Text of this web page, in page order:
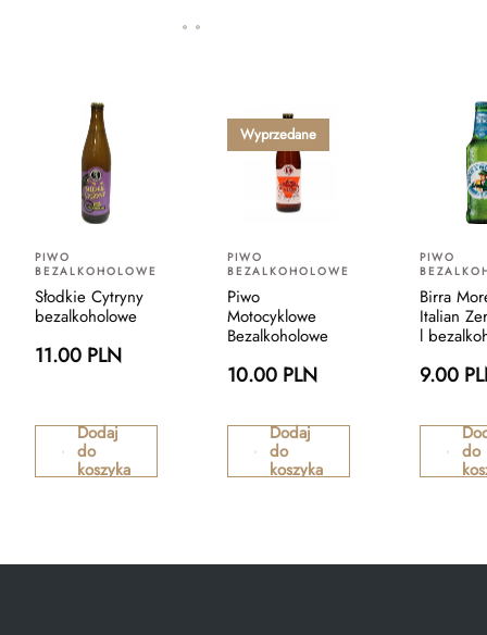
PIWO
BEZALKOHOLOWE
Słodkie Cytryny
bezalkoholowe
11.00 PLN
Dodaj
do
koszyka
Wyprzedane
PIWO
BEZALKOHOLOWE
Piwo
Motocyklowe
Bezalkoholowe
10.00 PLN
Dodaj
do
koszyka
PIWO
Birra
Italian
l
9.00
do